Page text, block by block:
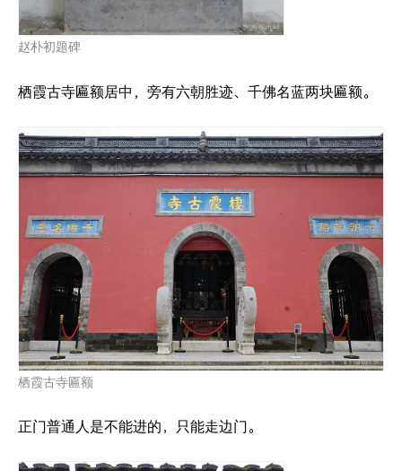
赵朴初题碑
栖霞古寺匾额居中，旁有六朝胜迹、千佛名蓝两块匾额。
栖霞古寺匾额
正门普通人是不能进的，只能走边门。